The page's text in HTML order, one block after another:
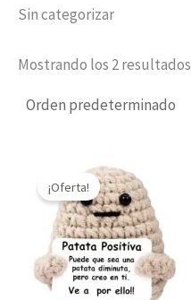
Sin categorizar
Mostrando los 2 resultados
¡Oferta!
precio
original
era:
15.99€.
precio
actual
es:
6.50€.